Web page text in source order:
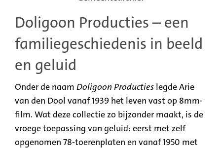
Doligoon Producties – een
familiegeschiedenis in beeld
en geluid
Onder de naam Doligoon Producties legde Arie
van den Dool vanaf 1939 het leven vast op 8mm-
film. Wat deze collectie zo bijzonder maakt, is de
vroege toepassing van geluid: eerst met zelf
opgenomen 78-toerenplaten en vanaf 1950 met